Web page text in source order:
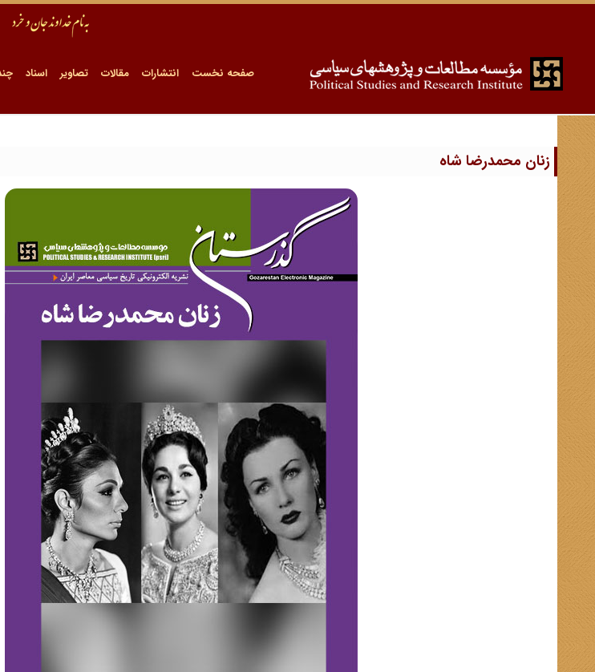
صفحه نخست انتشارات مقالات تصاویر اسناد
زنان محمدرضا شاه